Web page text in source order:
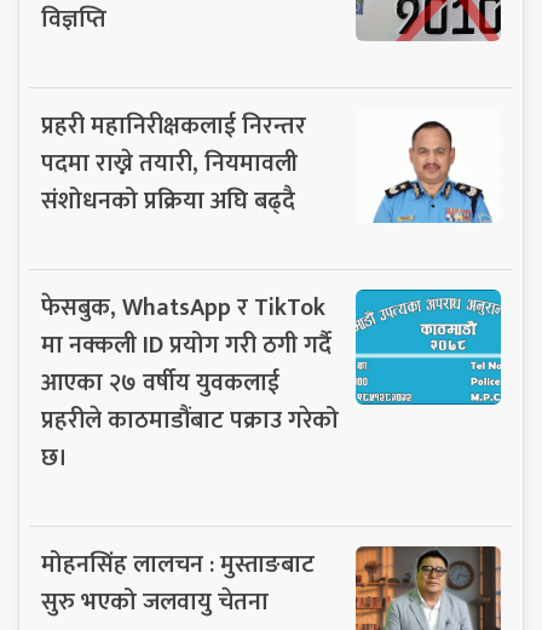
विज्ञप्ति
प्रहरी महानिरीक्षकलाई निरन्तर
पदमा राख्ने तयारी, नियमावली
संशोधनको प्रक्रिया अघि बढ्दै
फेसबुक, WhatsApp र TikTok
मा नक्कली ID प्रयोग गरी ठगी गर्दै
आएका २७ वर्षीय युवकलाई
प्रहरीले काठमाडौंबाट पक्राउ गरेको
छ।
मोहनसिंह लालचन : मुस्ताङबाट
सुरु भएको जलवायु चेतना